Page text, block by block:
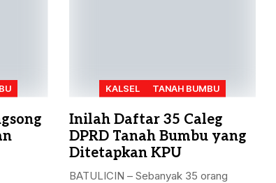
KALSEL TANAH BUMBU
Inilah Daftar 35 Caleg
DPRD Tanah Bumbu yang
Ditetapkan KPU
BATULICIN – Sebanyak 35 orang